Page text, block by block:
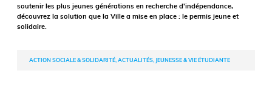
soutenir les plus jeunes générations en recherche d'indépendance,
découvrez la solution que la Ville a mise en place : le permis jeune et
solidaire.
ACTION SOCIALE & SOLIDARITÉ, ACTUALITÉS, JEUNESSE & VIE ÉTUDIANTE